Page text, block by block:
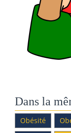
Dans la
Obésité